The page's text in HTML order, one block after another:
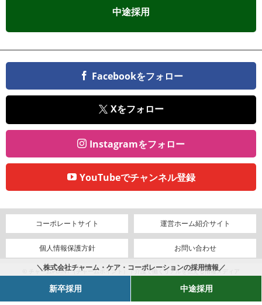
＼株式会社チャーム・ケア・コーポレーションの採用情報／
新卒採用 中途採用
中途採用
Facebookをフォロー
Xをフォロー
Instagramをフォロー
YouTubeでチャンネル登録
コーポレートサイト 運営ホーム紹介サイト
個人情報保護方針 お問い合わせ
© チャームPOINT（チャームポイント）｜介護で働くリアルを伝える情報メディア